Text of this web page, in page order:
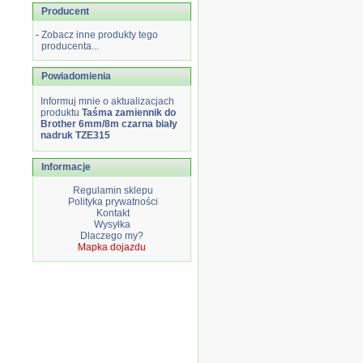
Producent
- Zobacz inne produkty tego
producenta...
Powiadomienia
Informuj mnie o aktualizacjach
produktu Taśma zamiennik do
Brother 6mm/8m czarna biały
nadruk TZE315
Informacje
Regulamin sklepu
Polityka prywatności
Kontakt
Wysyłka
Dlaczego my?
Mapka dojazdu